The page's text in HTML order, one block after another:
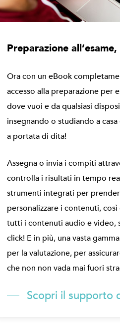
Preparazione
Ora con un eBook
accesso alla preparazione per
dove vuoi e da qualsiasi
insegnando o studiando a
a portata di dita!
Assegna o invia i compiti
controlla i risultati in tempo
strumenti integrati per
personalizzare i contenuti,
tutti i contenuti audio e video,
click! E in più, una vasta
per la valutazione, per
che non non vada mai fuori
Scopri il supporto